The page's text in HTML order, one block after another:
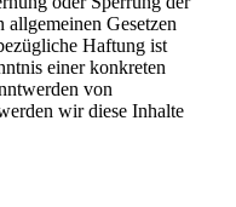
Gesetzen
Haftung ist
einer konkreten
von
wir diese Inhalte